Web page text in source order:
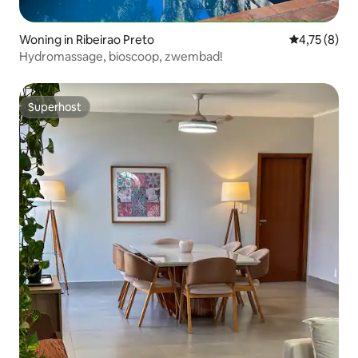
Woning in Ribeirao Preto
4,75 (8)
Hydromassage, bioscoop, zwembad!
Superhost
Superhost